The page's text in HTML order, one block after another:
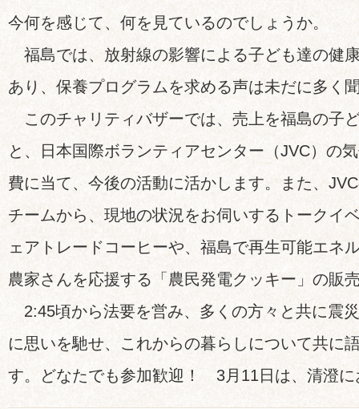
今何を感じて、何を見ているのでしょうか。
福島では、放射線の影響による子ども達の健
あり、保養プログラムを求める声は未だに多く
このチャリティバザーでは、売上を福島の子
と、日本国際ボランティアセンター（JVC）の
費に当て、今後の活動に活かします。また、
チームから、現地の状況をお伺いするトークイ
ェアトレードコーヒーや、福島で再生可能エネ
農家さんを応援する「農民発電クッキー」の販
2:45頃から法要を営み、多くの方々と共に震
に思いを馳せ、これからの暮らしについて共に
す。どなたでも参加歓迎！ 3月11日は、清澄に